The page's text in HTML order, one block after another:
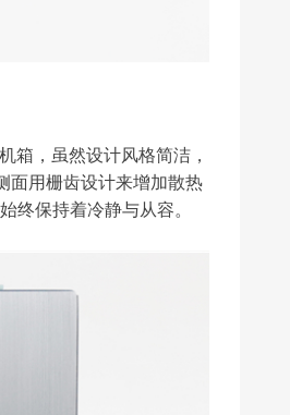
箱，虽然设计风格简洁，
面用栅齿设计来增加散热
终保持着冷静与从容。